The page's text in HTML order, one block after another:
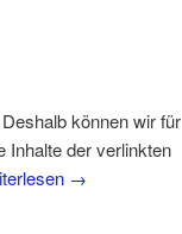
können wir für
Inhalte der verlinkten
→